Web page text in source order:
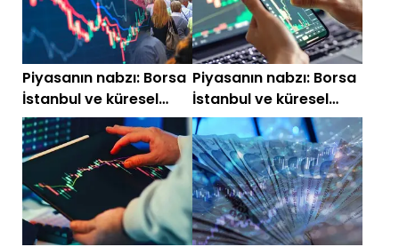
Piyasanın nabzı: Borsa
İstanbul ve küresel
piyasalarda gün
başlarken (21
Temmuz)
Piyasanın nabzı: Borsa
İstanbul ve küresel
piyasalarda gün
başlarken (16
Temmuz)